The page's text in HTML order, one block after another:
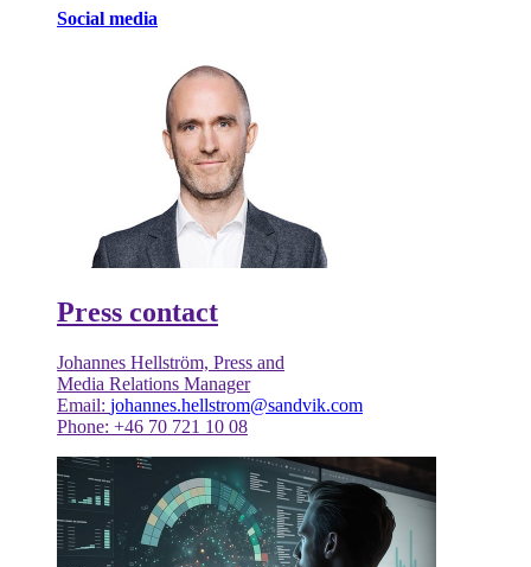
Social media
Press contact
Johannes Hellström, Press and
Media Relations Manager
Email: johannes.hellstrom@sandvik.com
Phone: +46 70 721 10 08